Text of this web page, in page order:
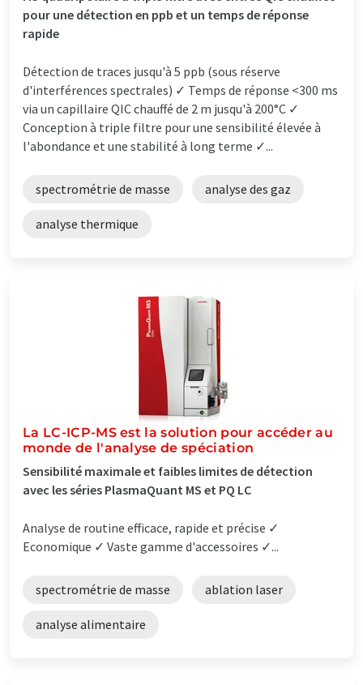
pour une détection en ppb et un temps de réponse
rapide
Détection de traces jusqu'à 5 ppb (sous réserve
d'interférences spectrales) ✓ Temps de réponse <300 ms
via un capillaire QIC chauffé de 2 m jusqu'à 200°C ✓
Conception à triple filtre pour une sensibilité élevée à
l'abondance et une stabilité à long terme ✓...
spectrométrie de masse analyse des gaz
analyse thermique
La LC-ICP-MS est la solution pour accéder au
monde de l'analyse de spéciation
Sensibilité maximale et faibles limites de détection
avec les séries PlasmaQuant MS et PQ LC
Analyse de routine efficace, rapide et précise ✓
Economique ✓ Vaste gamme d'accessoires ✓...
spectrométrie de masse ablation laser
analyse alimentaire